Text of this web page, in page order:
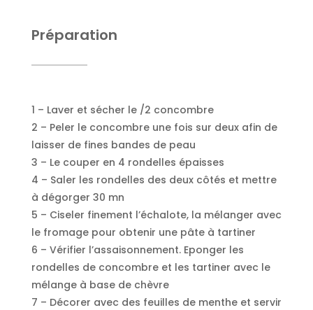
Préparation
1 – Laver et sécher le /2 concombre
2 – Peler le concombre une fois sur deux afin de
laisser de fines bandes de peau
3 – Le couper en 4 rondelles épaisses
4 – Saler les rondelles des deux côtés et mettre
à dégorger 30 mn
5 – Ciseler finement l’échalote, la mélanger avec
le fromage pour obtenir une pâte à tartiner
6 – Vérifier l’assaisonnement. Eponger les
rondelles de concombre et les tartiner avec le
mélange à base de chèvre
7 – Décorer avec des feuilles de menthe et servir